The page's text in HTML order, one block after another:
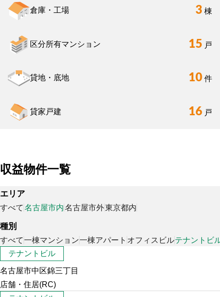
倉庫・工場 3 棟
区分所有マンション 15 戸
貸地・底地 10 件
貸家戸建 16 戸
収益物件一覧
エリア
すべて 名古屋市内名古屋市外東京都内
種別
すべて一棟マンション一棟アパート オフィスビルテナントビ
テナントビル
名古屋市中区錦三丁目
店舗・住居(RC)